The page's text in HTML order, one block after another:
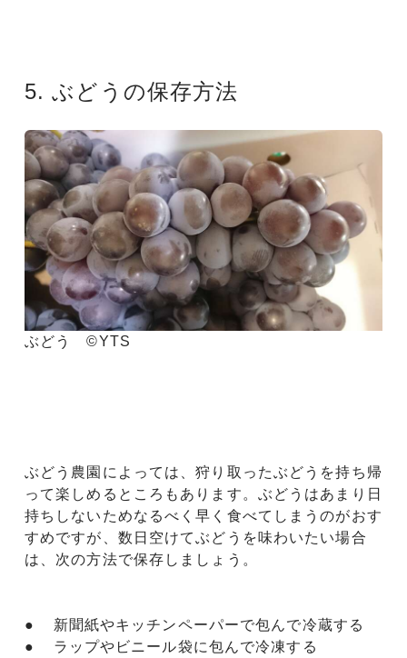
5. ぶどうの保存方法
ぶどう ©YTS
ぶどう農園によっては、狩り取ったぶどうを持ち帰
って楽しめるところもあります。ぶどうはあまり日
持ちしないためなるべく早く食べてしまうのがおす
すめですが、数日空けてぶどうを味わいたい場合
は、次の方法で保存しましょう。
● 新聞紙やキッチンペーパーで包んで冷蔵する
● ラップやビニール袋に包んで冷凍する